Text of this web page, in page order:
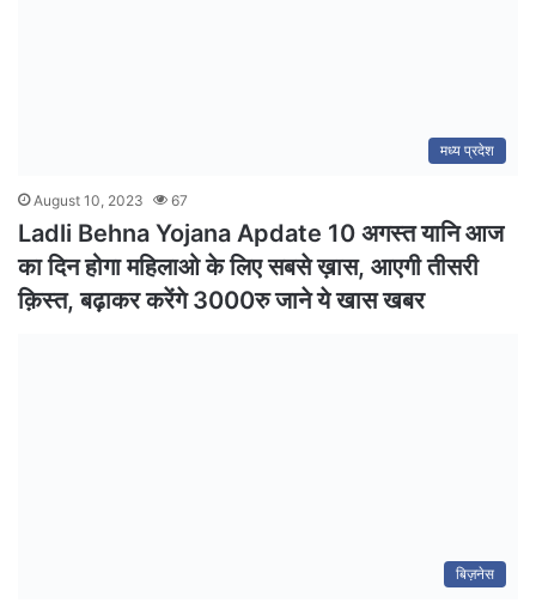
मध्य प्रदेश
August 10, 2023 67
Ladli Behna Yojana Apdate 10 अगस्त यानि आज
का दिन होगा महिलाओ के लिए सबसे ख़ास, आएगी तीसरी
क़िस्त, बढ़ाकर करेंगे 3000रु जाने ये खास खबर
बिज़नेस